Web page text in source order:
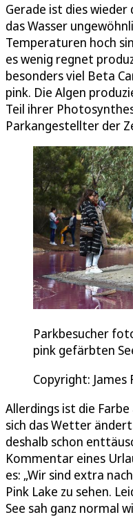
Gerade ist dies wieder
das Wasser
Temperaturen hoch
es wenig regnet
besonders viel Beta
pink. Die Algen
Teil ihrer
Parkangestellter der
Parkbesucher
pink gefärbten
Copyright: James
Allerdings ist die
sich das Wetter
deshalb schon
Kommentar eines
es: „Wir sind extra
Pink Lake zu sehen.
See sah ganz normal